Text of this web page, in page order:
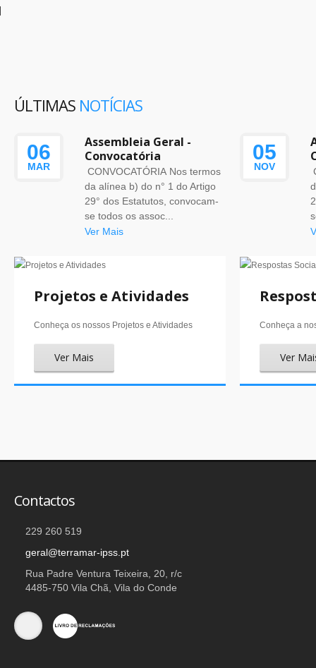
ÚLTIMAS NOTÍCIAS
06
MAR
Assembleia Geral -
Convocatória
CONVOCATÓRIA Nos termos
da alínea b) do n° 1 do Artigo
29° dos Estatutos, convocam-
se todos os assoc...
Ver Mais
05
NOV
Projetos e Atividades
Conheça os nossos Projetos e Atividades
Ver Mais
Conheça a
Ver
Contactos
229 260 519
geral@terramar-ipss.pt
Rua Padre Ventura Teixeira, 20, r/c
4485-750 Vila Chã, Vila do Conde